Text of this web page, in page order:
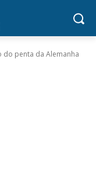
do penta da Alemanha